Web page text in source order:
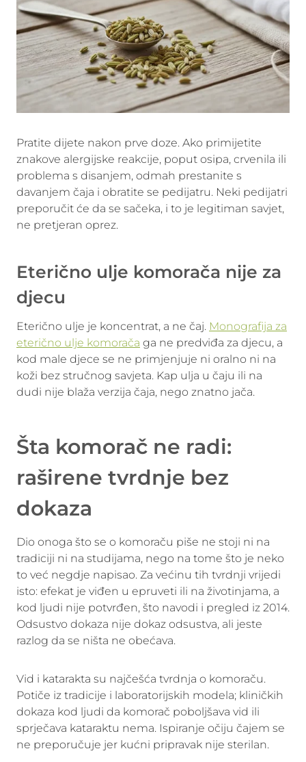
Pratite dijete nakon prve doze. Ako primijetite
znakove alergijske reakcije, poput osipa, crvenila ili
problema s disanjem, odmah prestanite s
davanjem čaja i obratite se pedijatru. Neki pedijatri
preporučit će da se sačeka, i to je legitiman savjet,
ne pretjeran oprez.
Eterično ulje komorača nije za
djecu
Eterično ulje je koncentrat, a ne čaj. Monografija za
eterično ulje komorača ga ne predviđa za djecu, a
kod male djece se ne primjenjuje ni oralno ni na
koži bez stručnog savjeta. Kap ulja u čaju ili na
dudi nije blaža verzija čaja, nego znatno jača.
Šta komorač ne radi:
raširene tvrdnje bez
dokaza
Dio onoga što se o komoraču piše ne stoji ni na
tradiciji ni na studijama, nego na tome što je neko
to već negdje napisao. Za većinu tih tvrdnji vrijedi
isto: efekat je viđen u epruveti ili na životinjama, a
kod ljudi nije potvrđen, što navodi i pregled iz 2014.
Odsustvo dokaza nije dokaz odsustva, ali jeste
razlog da se ništa ne obećava.
Vid i katarakta su najčešća tvrdnja o komoraču.
Potiče iz tradicije i laboratorijskih modela; kliničkih
dokaza kod ljudi da komorač poboljšava vid ili
sprječava kataraktu nema. Ispiranje očiju čajem se
ne preporučuje jer kućni pripravak nije sterilan.